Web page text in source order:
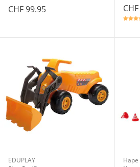
CHF 99.95
EDUPLAY
Hape